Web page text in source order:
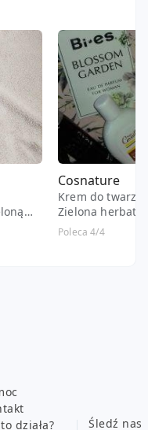
nie jestem
dodatek podniesli
Cosnature
Krem do
Zielona herbata
Poleca 4/4
działa?
Śledź nas